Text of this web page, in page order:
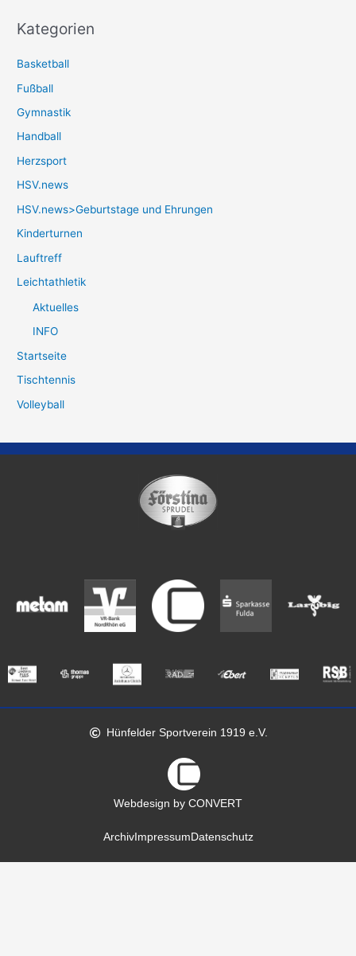
Kategorien
Basketball
Fußball
Gymnastik
Handball
Herzsport
HSV.news
HSV.news>Geburtstage und Ehrungen
Kinderturnen
Lauftreff
Leichtathletik
Aktuelles
INFO
Startseite
Tischtennis
Volleyball
Hünfelder Sportverein 1919 e.V.
Webdesign by CONVERT
ArchivImpressum Datenschutz